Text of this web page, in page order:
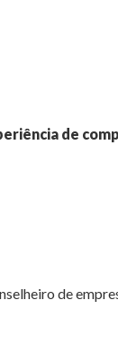
de
de